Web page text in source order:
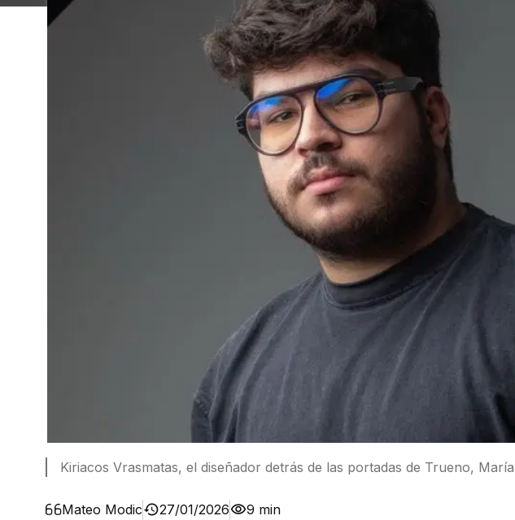
Kiriacos Vrasmatas, el diseñador detrás de las portadas de Trueno,
Mateo Modic 27/01/2026 9 min